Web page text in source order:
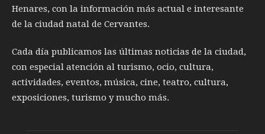
Henares, con la información más actual e interesante
de la ciudad natal de Cervantes.
Cada día publicamos las últimas noticias de la ciudad,
con especial atención al turismo, ocio, cultura,
actividades, eventos, música, cine, teatro, cultura,
exposiciones, turismo y mucho más.